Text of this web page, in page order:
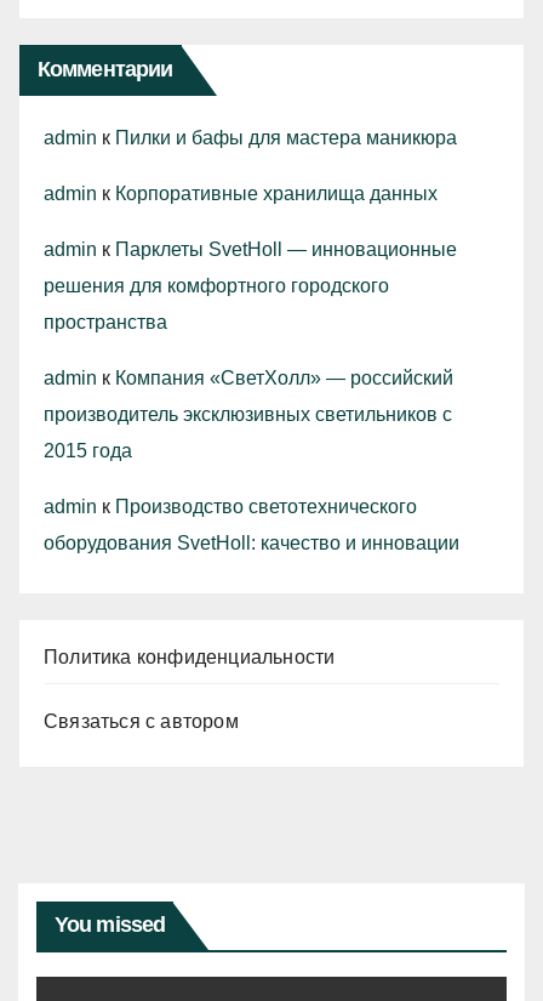
Комментарии
admin к Пилки и бафы для мастера маникюра
admin к Корпоративные хранилища данных
admin к Парклеты SvetHoll — инновационные
решения для комфортного городского
пространства
admin к Компания «СветХолл» — российский
производитель эксклюзивных светильников с
2015 года
admin к Производство светотехнического
оборудования SvetHoll: качество и инновации
Политика конфиденциальности
Связаться с автором
You missed